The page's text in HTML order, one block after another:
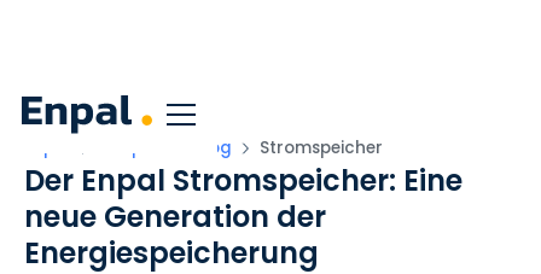
Enpal Corporate Blog Stromspeicher
Der Enpal Stromspeicher: Eine
neue Generation der
Energiespeicherung